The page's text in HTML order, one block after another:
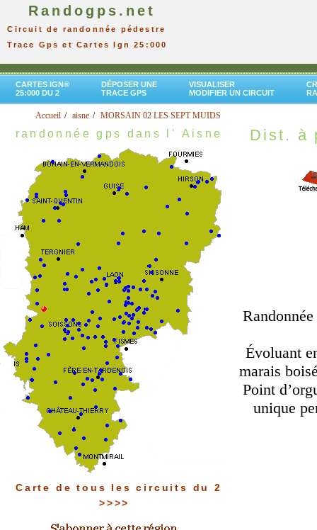
Randogps.net
Circuit de randonnée pédestre
Trace Gps et Cartes Ign 25:000
CARTES IGN®
25:000 DU 2
DÉPOSER UNE
TRACE GPS
VISUALISER
MODIFIER UN CIRCUIT
Accueil aisne MORSAIN 02 LES SEPT MUIDS
randonnée gps dans l' Aisne
Carte de tous les circuits du 2
>>>>
Dist. à
Évoluant
marais
Point
unique